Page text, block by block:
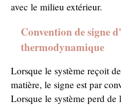
avec le milieu extérieur.
Convention de signe
thermodynamique
Lorsque le système reçoit
matière, le signe est par
Lorsque le système perd